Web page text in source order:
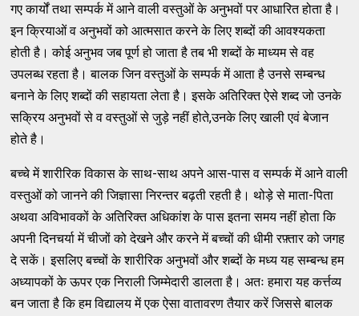
गए कार्यों तथा सम्पर्क में आने वाली वस्तुओं के अनुभवों पर आधारित होता है।
इन क्रियाओं व अनुभवों को आत्मसात करने के लिए शब्दों की आवश्यकता
होती है। कोई अनुभव जब पूर्ण हो जाता है तब भी शब्दों के माध्यम से वह
उपलब्ध रहता है। बालक जिन वस्तुओं के सम्पर्क में आता है उनसे सम्बन्ध
बनाने के लिए शब्दों की सहायता लेता है। इसके अतिरिक्त ऐसे शब्द जो उनके
सक्रिय अनुभवों से व वस्तुओं से जुड़े नहीं होते,उनके लिए खाली एवं बेजान
होते है।
बच्चे में शारीरिक विकास के साथ-साथ अपने आस-पास व सम्पर्क में आने वाली
वस्तुओं को जानने की जिज्ञासा निरन्तर बढ़ती रहती है। थोड़े से माता-पिता
अथवा अविभावकों के अतिरिक्त अधिकांश के पास इतना समय नहीं होता कि
अपनी दिनचर्या में चीजों को देखने और करने में बच्चों की धीमी रफ़्तार को जगह
दे सकें। इसलिए बच्चों के शारीरिक अनुभवों और शब्दों के मध्य यह सम्बन्ध हम
अध्यापकों के ऊपर एक निराली जिम्मेदारी डालता है। अतः हमारा यह कर्त्तव्य
बन जाता है कि हम विद्यालय में एक ऐसा वातावरण तैयार करें जिससे बालक